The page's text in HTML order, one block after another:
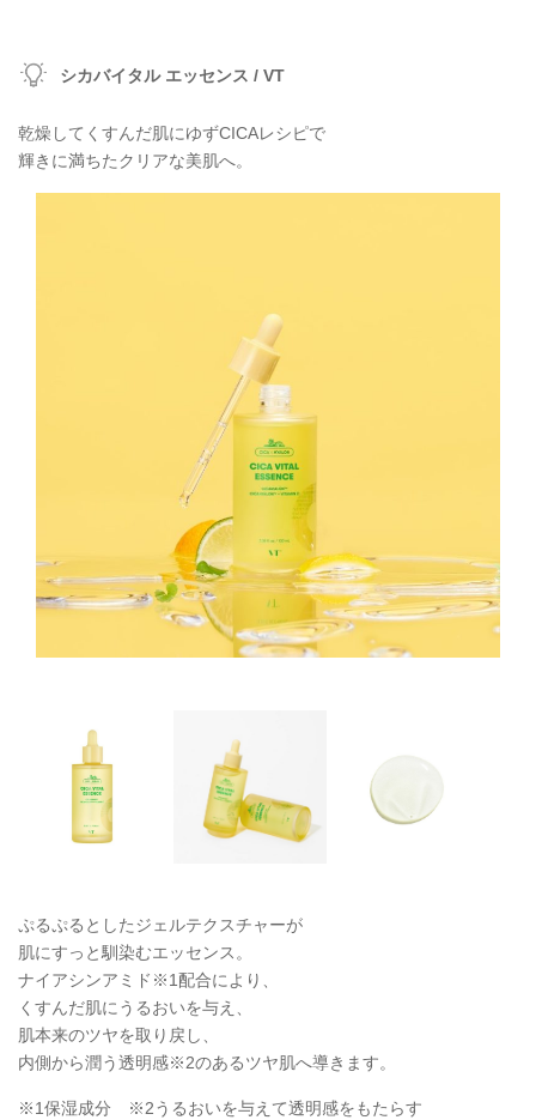
シカバイタル エッセンス / VT
乾燥してくすんだ肌にゆずCICAレシピで
輝きに満ちたクリアな美肌へ。
ぷるぷるとしたジェルテクスチャーが
肌にすっと馴染むエッセンス。
ナイアシンアミド※1配合により、
くすんだ肌にうるおいを与え、
肌本来のツヤを取り戻し、
内側から潤う透明感※2のあるツヤ肌へ導きます。
※1保湿成分 ※2うるおいを与えて透明感をもたらす